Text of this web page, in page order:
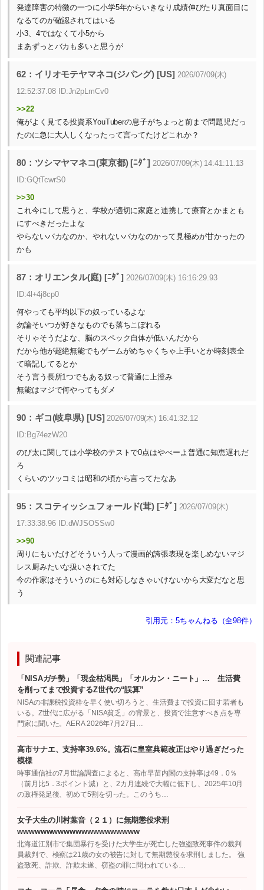
発達障害の特徴の一つに小学5年からいきなり成績伸びたり真面目に
なるてのが確認されてはいる
小3、4ではなくて小5から
まあずっとバカも多いと思うが
62：イリオモテヤマネコ(ジパング) [US] 2026/07/09(木)
12:52:37.08 ID:Jn2pLmCv0
>>22
俺がよく見てる投資系YouTuberの息子がちょっと前まで問題児だっ
たのに急に大人しくなったって言ってたけどこれか？
80：ツシマヤマネコ(東京都) [ﾆﾀﾞ] 2026/07/09(木) 14:41:11.13
ID:GQtTcwrS0
>>30
これ今にして思うと、学校が適切に家庭と連携して療育とかまとも
にすべきだったよな
やらないバカなのか、やれないバカなのかって見極めが甘かったの
かも
87：オリエンタル(庭) [ﾆﾀﾞ] 2026/07/09(木) 16:16:29.93
ID:4l+4j8cp0
何やっても平均以下の奴っているよな
勿論そいつが好きなものでも落ちこぼれる
そりゃそうだよな、脳のスペック自体が低いんだから
だから他が超絶無能でもゲームがめちゃくちゃ上手いとか時刻表全
て暗記してるとか
そう言う長所1つでもある奴って普通に上澄み
無能はマジで何やってもダメ
90：ギコ(岐阜県) [US] 2026/07/09(木) 16:41:32.12
ID:Bg74ezW20
のび太に関しては小学校のテストで0点はやべーよ普通に知恵遅れだ
ろ
くらいのツッコミは昭和の頃から言ってたなあ
95：スコティッシュフォールド(茸) [ﾆﾀﾞ] 2026/07/09(木)
17:33:38.96 ID:dWJSOSSw0
>>90
周りにもいたけどそういう人って漫画的誇張表現を楽しめないマジ
レス厨みたいな扱いされてた
今の作家はそういうのにも対応しなきゃいけないから大変だなと思
う
引用元：5ちゃんねる（全98件）
関連記事
「NISAガチ勢」「現金枯渇民」「オルカン・ニート」… 生活費
を削ってまで投資するZ世代の“誤算”
NISAの非課税投資枠を早く使い切ろうと、生活費まで投資に回す若者も
いる。Z世代に広がる「NISA貧乏」の背景と、投資で注意すべき点を専
門家に聞いた。AERA 2026年7月27日…
高市サナエ、支持率39.6%。流石に皇室典範改正はやり過ぎだった
模様
時事通信社の7月世論調査によると、高市早苗内閣の支持率は49．0％
（前月比5．3ポイント減）と、2カ月連続で大幅に低下し、2025年10月
の政権発足後、初めて5割を切った。このうち…
女子大生の川村葉音（２１）に無期懲役求刑
wwwwwwwwwwwwwwwwwwwww
北海道江別市で集団暴行を受けた大学生が死亡した強盗致死事件の裁判
員裁判で、検察は21歳の女の被告に対して無期懲役を求刑しました。 強
盗致死、詐欺、詐欺未遂、窃盗の罪に問われている…